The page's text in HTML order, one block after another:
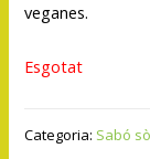
veganes.
Esgotat
Categoria: Sabó